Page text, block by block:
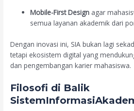
Mobile-First Design agar
semua layanan akademik dari
Dengan inovasi ini, SIA bukan lagi
tetapi ekosistem digital yang
dan pengembangan karier mahasiswa.
Filosofi di Balik